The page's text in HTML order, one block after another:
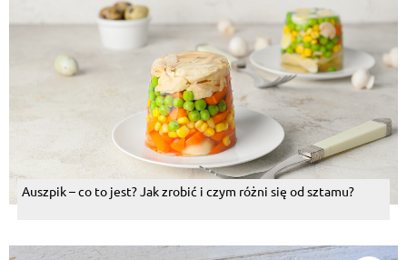
Auszpik – co to jest? Jak zrobić i czym różni się od sztamu?